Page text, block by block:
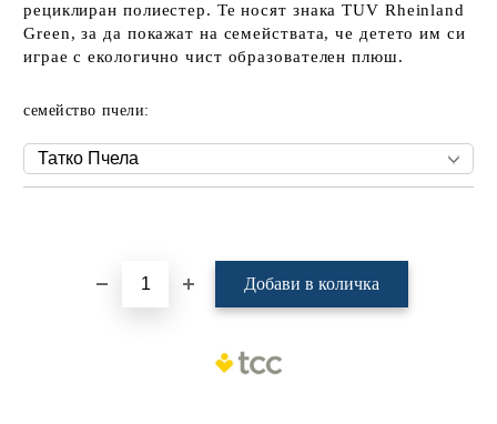
рециклиран полиестер. Те носят знака TUV Rheinland
Green, за да покажат на семействата, че детето им си
играе с екологично чист образователен плюш.
семейство пчели: